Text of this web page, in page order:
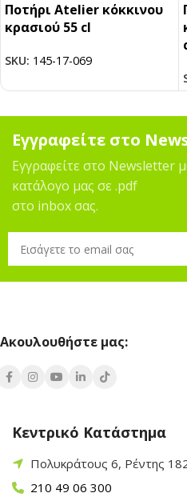
Ποτήρι Atelier κόκκινου
κρασιού 55 cl
SKU: 145-17-069
Εγγραφείτε στο
Εγγραφείτε στο Newsletter
κατάλογο μας σε .pdf
στο inbox σας.
Ακουλουθήστε μας:
Κεντρικό Κατάστημα
Πολυκράτους 6, Ρέντης
210 49 06 300